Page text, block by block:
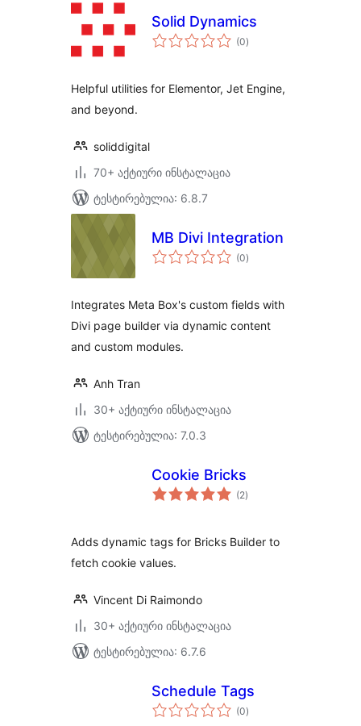
Solid Dynamics
(0საერთო
რეიტინგი
)
Helpful utilities for Elementor, Jet Engine,
and beyond.
soliddigital
70+ აქტიური ინსტალაცია
ტესტირებულია: 6.8.7
MB Divi Integration
(0საერთო
რეიტინგი
)
Integrates Meta Box's custom fields with
Divi page builder via dynamic content
and custom modules.
Anh Tran
30+ აქტიური ინსტალაცია
ტესტირებულია: 7.0.3
Cookie Bricks
(2საერთო
რეიტინგი
)
Adds dynamic tags for Bricks Builder to
fetch cookie values.
Vincent Di Raimondo
30+ აქტიური ინსტალაცია
ტესტირებულია: 6.7.6
Schedule Tags
(0საერთო
რეიტინგი
)